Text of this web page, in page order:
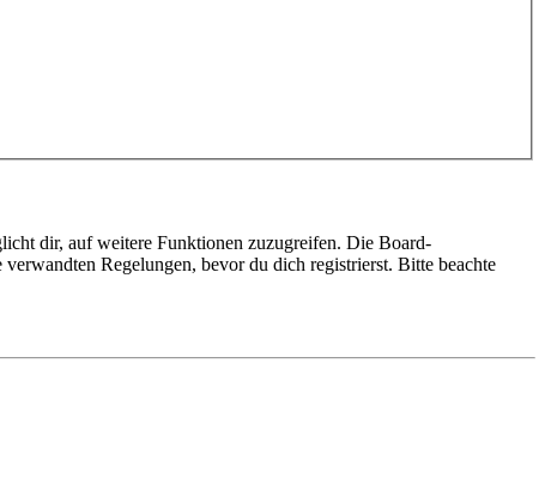
dir, auf weitere Funktionen zuzugreifen. Die Board-
Regelungen, bevor du dich registrierst. Bitte beachte